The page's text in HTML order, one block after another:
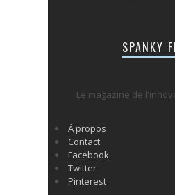
SPANKY
Le magazine de
À propos
Contact
Facebook
Twitter
Pinterest